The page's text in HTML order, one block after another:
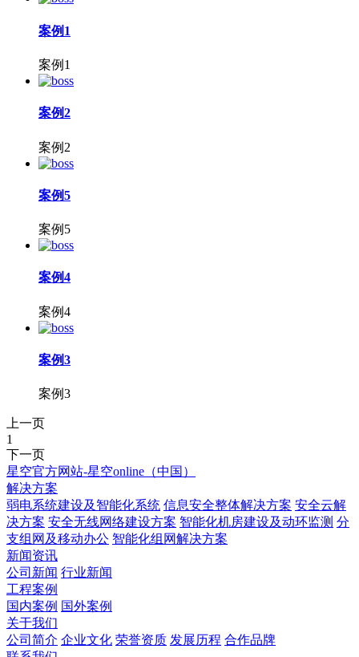
案例1
案例1
案例2
案例2
案例5
案例5
案例4
案例4
案例3
案例3
上一页
1
下一页
星空官方网站-星空online（中国）
解决方案
弱电系统建设及智能化系统 信息安全整体解决方案 安全云解
决方案 安全无线网络建设方案 智能化机房建设及动环监测 分
支组网及移动办公 智能化组网解决方案
新闻资讯
公司新闻 行业新闻
工程案例
国内案例 国外案例
关于我们
公司简介 企业文化 荣誉资质 发展历程 合作品牌